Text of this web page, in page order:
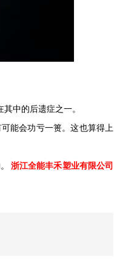
中的后遗症之一。
能会功亏一篑。这也算得上
浙江全能丰禾塑业有限公司